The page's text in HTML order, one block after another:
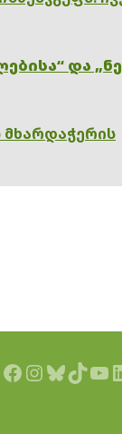
და
Facebook
Bluesky